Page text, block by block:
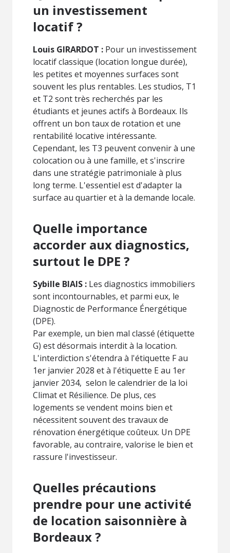
un investissement
locatif ?
Louis GIRARDOT : Pour un investissement
locatif classique (location longue durée),
les petites et moyennes surfaces sont
souvent les plus rentables. Les studios, T1
et T2 sont très recherchés par les
étudiants et jeunes actifs à Bordeaux. Ils
offrent un bon taux de rotation et une
rentabilité locative intéressante.
Cependant, les T3 peuvent convenir à une
colocation ou à une famille, et s'inscrire
dans une stratégie patrimoniale à plus
long terme. L'essentiel est d'adapter la
surface au quartier et à la demande locale.
Quelle importance
accorder aux diagnostics,
surtout le DPE ?
Sybille BIAIS : Les diagnostics immobiliers
sont incontournables, et parmi eux, le
Diagnostic de Performance Énergétique
(DPE).
Par exemple, un bien mal classé (étiquette
G) est désormais interdit à la location.
L'interdiction s'étendra à l'étiquette F au
1er janvier 2028 et à l'étiquette E au 1er
janvier 2034, selon le calendrier de la loi
Climat et Résilience. De plus, ces
logements se vendent moins bien et
nécessitent souvent des travaux de
rénovation énergétique coûteux. Un DPE
favorable, au contraire, valorise le bien et
rassure l'investisseur.
Quelles précautions
prendre pour une activité
de location saisonnière à
Bordeaux ?